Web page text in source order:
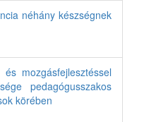
néhány készségnek
mozgásfejlesztéssel
pedagógusszakos
körében